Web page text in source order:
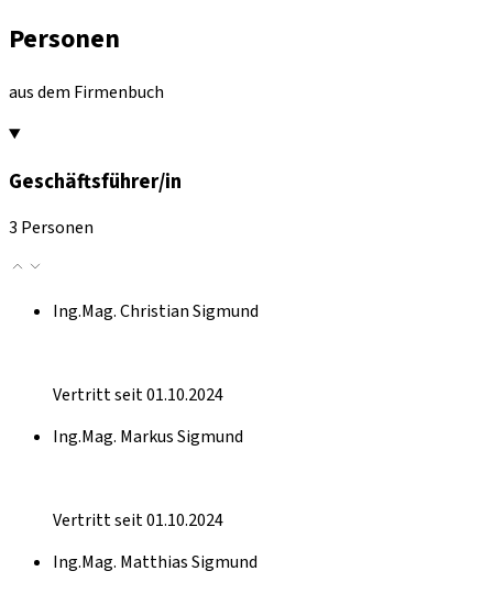
Personen
aus dem Firmenbuch
Geschäftsführer/in
3 Personen
Ing.Mag. Christian Sigmund
Vertritt seit 01.10.2024
Ing.Mag. Markus Sigmund
Vertritt seit 01.10.2024
Ing.Mag. Matthias Sigmund